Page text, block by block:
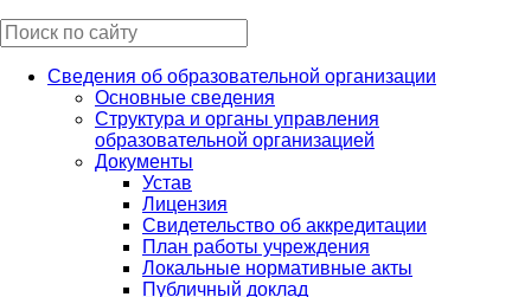
Сведения об образовательной организации
Основные сведения
Структура и органы управления
образовательной организацией
Документы
Устав
Лицензия
Свидетельство об аккредитации
План работы учреждения
Локальные нормативные акты
Публичный доклад